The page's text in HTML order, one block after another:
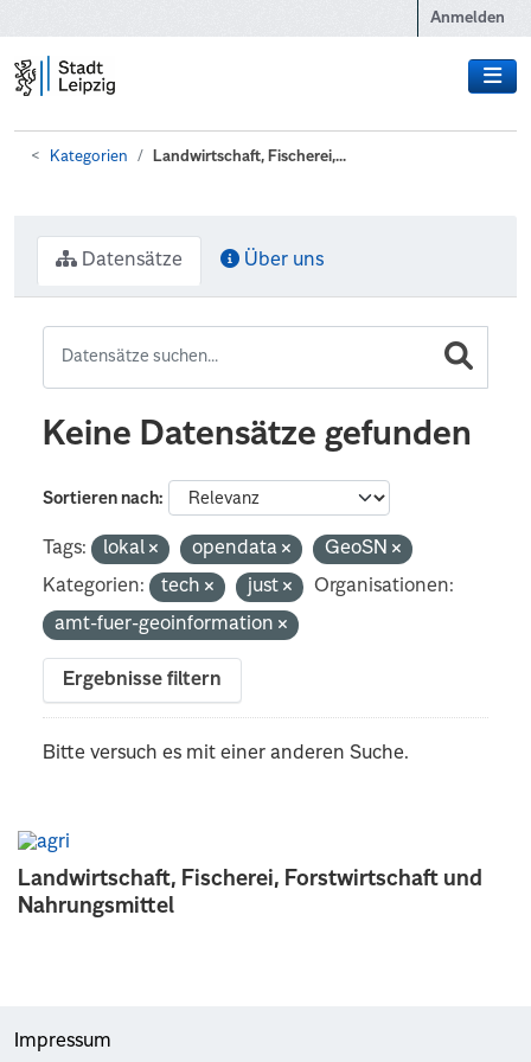
Anmelden
Kategorien Landwirtschaft, Fischerei,...
Landwirtschaft, Fischerei, Forstwirtschaft und
Nahrungsmittel
Datensätze Über uns
Keine Datensätze gefunden
Sortieren nach
Tags: lokal opendata
GeoSN
Kategorien:
tech just
Organisationen:
amt-fuer-geoinformation
Ergebnisse filtern
Bitte versuch es mit einer anderen Suche.
Impressum